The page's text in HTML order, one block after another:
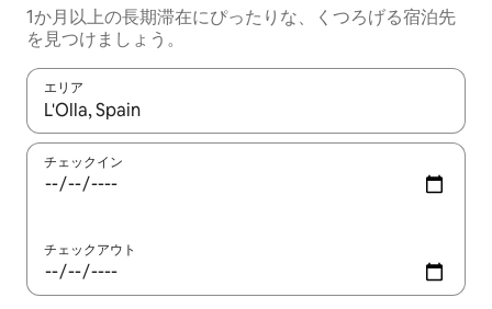
1か月以上の長期滞在にぴったりな、くつろげる宿泊先
を見つけましょう。
エリア
検索結果が表示されたら、上下の矢印キーを使って移動するか
チェックイン
チェックアウト